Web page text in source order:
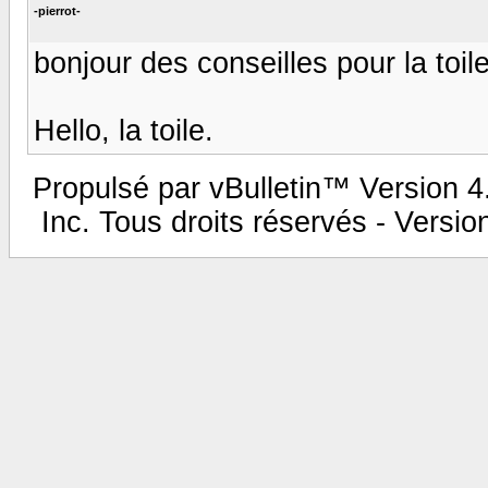
-pierrot-
bonjour des conseilles pour la
Hello, la toile.
Propulsé par vBulletin™ Version
Inc. Tous droits réservés -